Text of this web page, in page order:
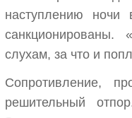
наступлению
слухам, за что и
Сопротивление,
решительный